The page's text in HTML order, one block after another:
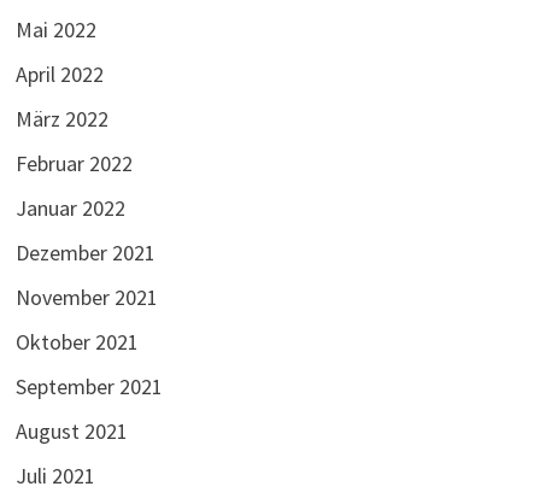
Mai 2022
April 2022
März 2022
Februar 2022
Januar 2022
Dezember 2021
November 2021
Oktober 2021
September 2021
August 2021
Juli 2021